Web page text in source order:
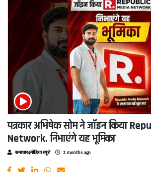
पत्रकार अभिषेक सोम ने जॉइन किया
Network, निभाएंगे यह भूमिका
समाचार4मीडिया ब्यूरो 2 months ago